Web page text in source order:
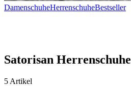
DamenschuheHerrenschuheBestseller
Satorisan Herrenschuhe
5 Artikel